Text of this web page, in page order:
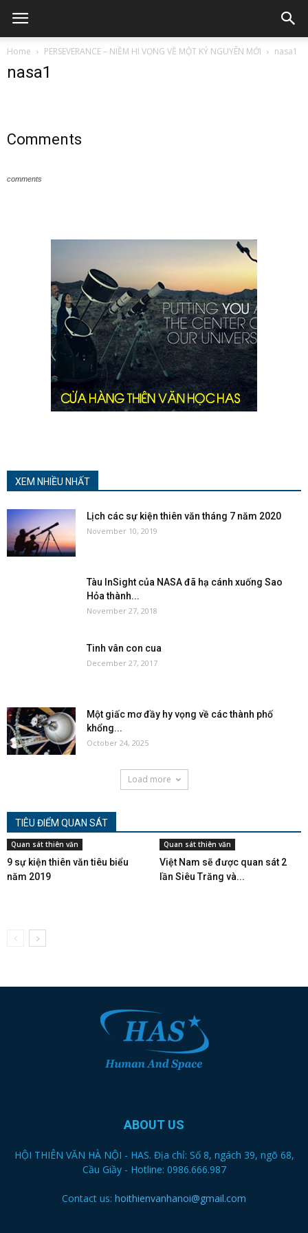
Home PERSEVERANCE – NIỀM HI VỌNG VỀ MỘT KỶ NGUYÊN MỚI nasa1
nasa1
Comments
comments
XEM NHIỀU NHẤT
Lịch các sự kiện thiên văn tháng 7 năm 2020
November 10, 2019
Tàu InSight của NASA đã hạ cánh xuống Sao
Hỏa thành...
November 27, 2018
Tinh vân con cua
December 27, 2017
Một giấc mơ đầy hy vọng về các thành phố
khổng...
October 24, 2025
Load more
TIÊU ĐIỂM QUAN SÁT
Quan sát thiên văn
9 sự kiện thiên văn tiêu biểu
năm 2019
Quan sát thiên văn
Việt Nam sẽ được quan sát 2
lần Siêu Trăng và...
ABOUT US
HỘI THIÊN VĂN HÀ NỘI - HAS. Địa chỉ: Số 8, ngách 39, ngõ 68,
Cầu Giầy - Hotline: 0986.666.987
Contact us: hoithienvanhanoi@gmail.com